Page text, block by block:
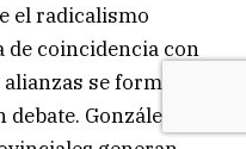
el radicalismo
de coincidencia con
se formarán
González